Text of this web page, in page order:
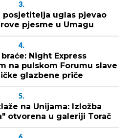
3.
posjetitelja uglas pjevao
pjesme u Umagu
4.
Night Express
na pulskom Forumu slave
glazbene priče
5.
na Unijama: Izložba
otvorena u galeriji Torač